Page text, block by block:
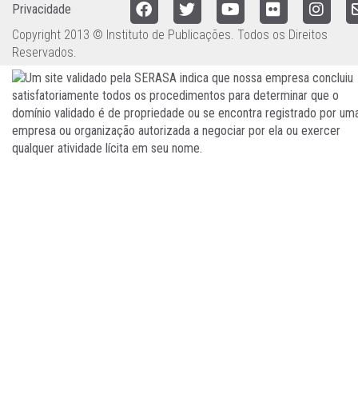
Privacidade
Copyright 2013 © Instituto de Publicações. Todos os Direitos
Reservados.